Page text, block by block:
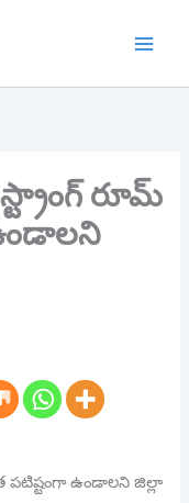
రూమ్
పటిష్టంగా ఉండాలని జిల్లా